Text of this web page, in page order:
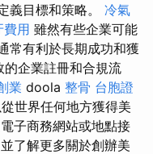
義目標和策略。 冷氣
費用 雖然有些企業可能
常有利於長期成功和獲
企業註冊和合規流
業 doola 整骨 台胞證
世界任何地方獲得美
子商務網站或地點接
了解更多關於創辦美